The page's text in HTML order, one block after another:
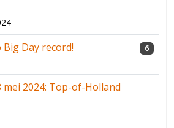
Big Day record! 6
mei 2024: Top-of-Holland